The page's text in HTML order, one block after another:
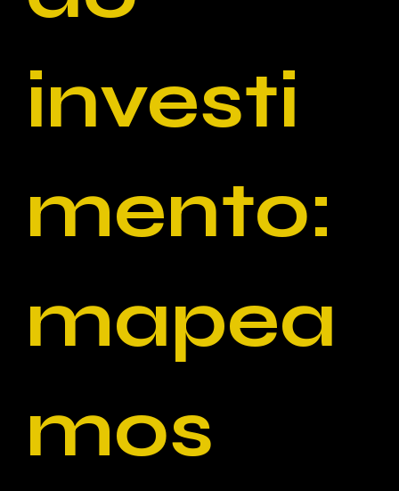
investi
mento:
mapea
mos